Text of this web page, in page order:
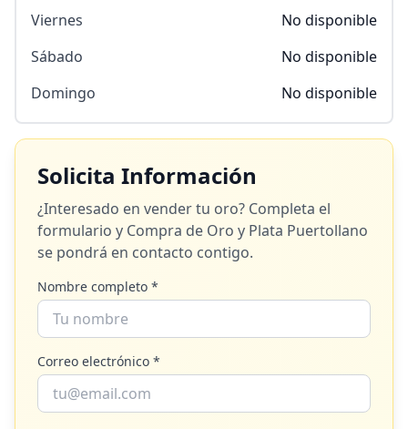
Viernes
No disponible
Sábado
No disponible
Domingo
No disponible
Solicita Información
¿Interesado en vender tu oro? Completa el
formulario y Compra de Oro y Plata Puertollano
se pondrá en contacto contigo.
Nombre completo *
Correo electrónico *